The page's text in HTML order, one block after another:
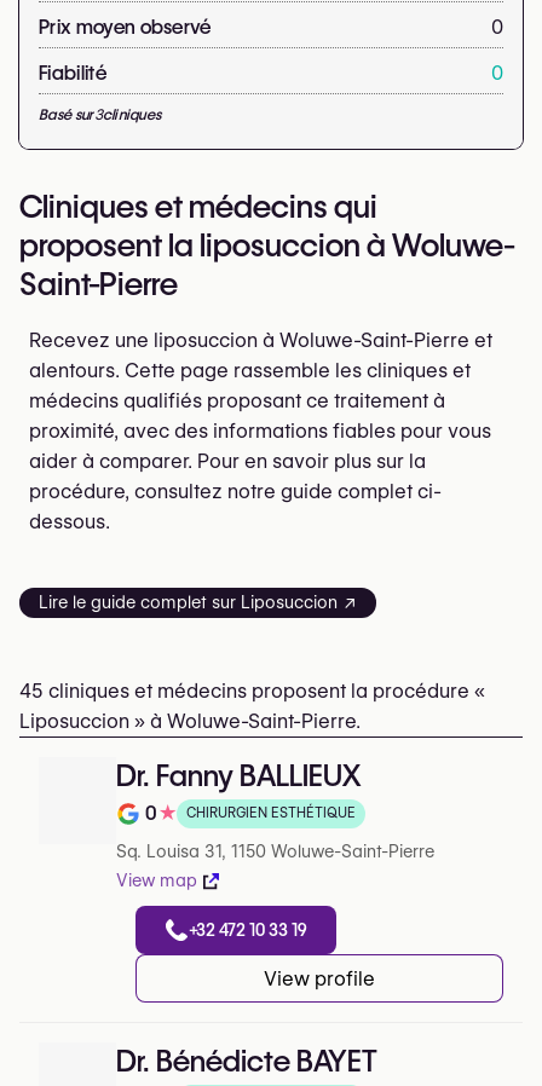
Prix moyen observé
0
Fiabilité
0
Basé sur3cliniques
Cliniques et médecins qui
proposent la liposuccion à Woluwe-
Saint-Pierre
Recevez une liposuccion à Woluwe-Saint-Pierre et
alentours. Cette page rassemble les cliniques et
médecins qualifiés proposant ce traitement à
proximité, avec des informations fiables pour vous
aider à comparer. Pour en savoir plus sur la
procédure, consultez notre guide complet ci-
dessous.
Lire le guide complet sur Liposuccion ↗
45 cliniques et médecins proposent la procédure «
Liposuccion » à Woluwe-Saint-Pierre.
Dr. Fanny BALLIEUX
Note de 0 sur 5 sur Google
0★ CHIRURGIEN ESTHÉTIQUE
Sq. Louisa 31, 1150 Woluwe-Saint-Pierre
View map
+32 472 10 33 19
View profile
Dr. Bénédicte BAYET